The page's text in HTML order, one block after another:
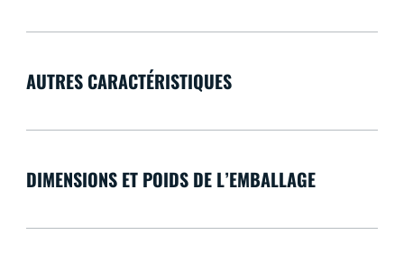
AUTRES CARACTÉRISTIQUES
DIMENSIONS ET POIDS DE L’EMBALLAGE